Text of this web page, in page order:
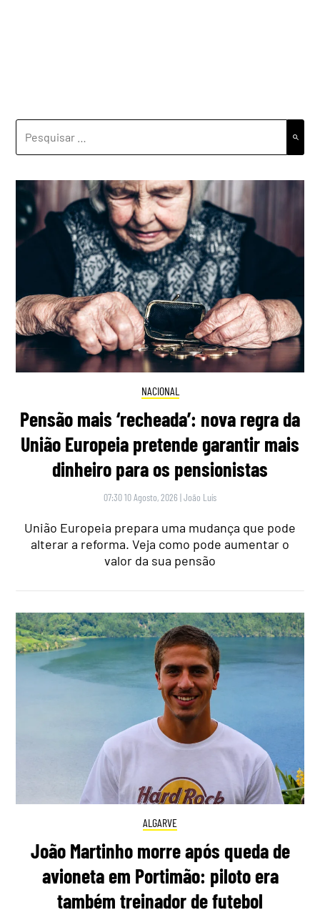
NACIONAL
Pensão mais ‘recheada’: nova regra da
União Europeia pretende garantir mais
dinheiro para os pensionistas
07:30 10 Agosto, 2026 |João Luís
União Europeia prepara uma mudança que pode
alterar a reforma. Veja como pode aumentar o
valor da sua pensão
ALGARVE
João Martinho morre após queda de
avioneta em Portimão: piloto era
também treinador de futebol